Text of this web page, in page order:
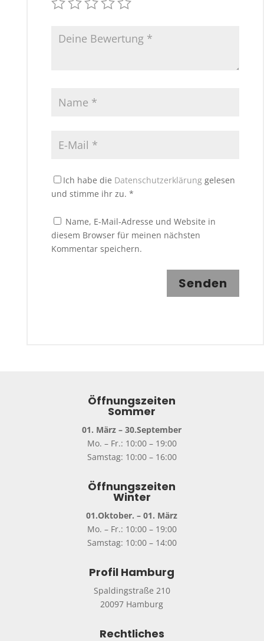
Ich habe die Datenschutzerklärunggelesen
und stimme ihr zu. *
Name, E-Mail-Adresse und Website in
diesem Browser für meinen nächsten
Kommentar speichern.
Senden
Öffnungszeiten
Sommer
01. März – 30.September
Mo. – Fr.: 10:00 – 19:00
Samstag: 10:00 – 16:00
Öffnungszeiten
Winter
01.Oktober. – 01. März
Mo. – Fr.: 10:00 – 19:00
Samstag: 10:00 – 14:00
Profil Hamburg
Spaldingstraße 210
20097 Hamburg
Rechtliches